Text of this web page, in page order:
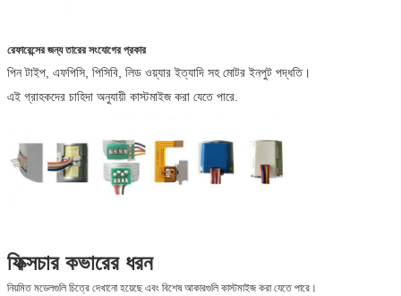
রেফারেন্সের জন্য তারের সংযোগের প্রকার
পিন টাইপ, এফপিসি, পিসিবি, লিড ওয়্যার ইত্যাদি সহ মোটর ইনপুট পদ্ধতি।
এই গ্রাহকদের চাহিদা অনুযায়ী কাস্টমাইজ করা যেতে পারে.
ফিক্সচার কভারের ধরন
নিয়মিত মডেলগুলি চিত্রে দেখানো হয়েছে এবং বিশেষ আকারগুলি কাস্টমাইজ করা যেতে পারে।